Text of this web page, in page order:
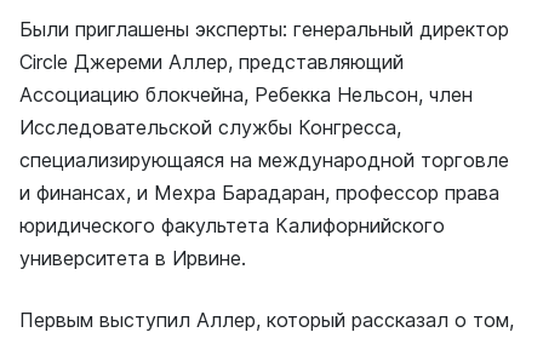
Были приглашены эксперты: генеральный директор
Circle Джереми Аллер, представляющий
Ассоциацию блокчейна, Ребекка Нельсон, член
Исследовательской службы Конгресса,
специализирующаяся на международной торговле
и финансах, и Мехра Барадаран, профессор права
юридического факультета Калифорнийского
университета в Ирвине.
Первым выступил Аллер, который рассказал о том,